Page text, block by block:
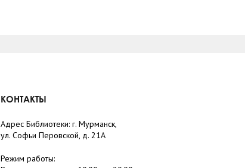
КОНТАКТЫ
Адрес Библиотеки: г. Мурманск,
ул. Софьи Перовской, д. 21А
Режим работы: